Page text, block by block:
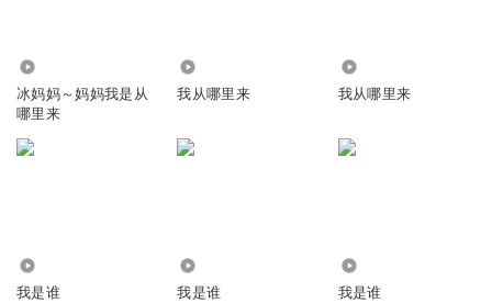
冰妈妈～妈妈我是从
哪里来
我从哪里来 我从哪里来
我是谁 我是谁 我是谁